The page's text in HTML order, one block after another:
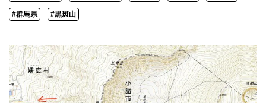
#群馬県 #黒斑山